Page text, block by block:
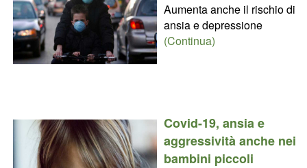
Aumenta anche il rischio di
ansia e depressione
(Continua)
Covid-19, ansia e
aggressività anche nei
bambini piccoli